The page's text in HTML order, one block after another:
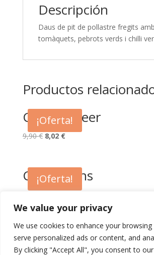
We value your privacy
We use cookies to enhance your browsing
serve personalized ads or content, and
By clicking "Accept All", you consent to
Descripción
Daus de pit de pollastre fregits
tomàquets, pebrots verds i chilli
Productos
¡Oferta!
Chilly Paneer
9,90€El
era:
9,90 €.
8,02 €El
es:
8,02 €.
¡Oferta!
Chowmeins
precio
era:
8,90 €.
precio
es:
7,21 €.
¡Oferta!
Chicken Fried Rice
7,90€El
6,40€El